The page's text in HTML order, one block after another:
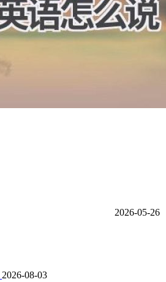
2026-05-26
2026-08-03